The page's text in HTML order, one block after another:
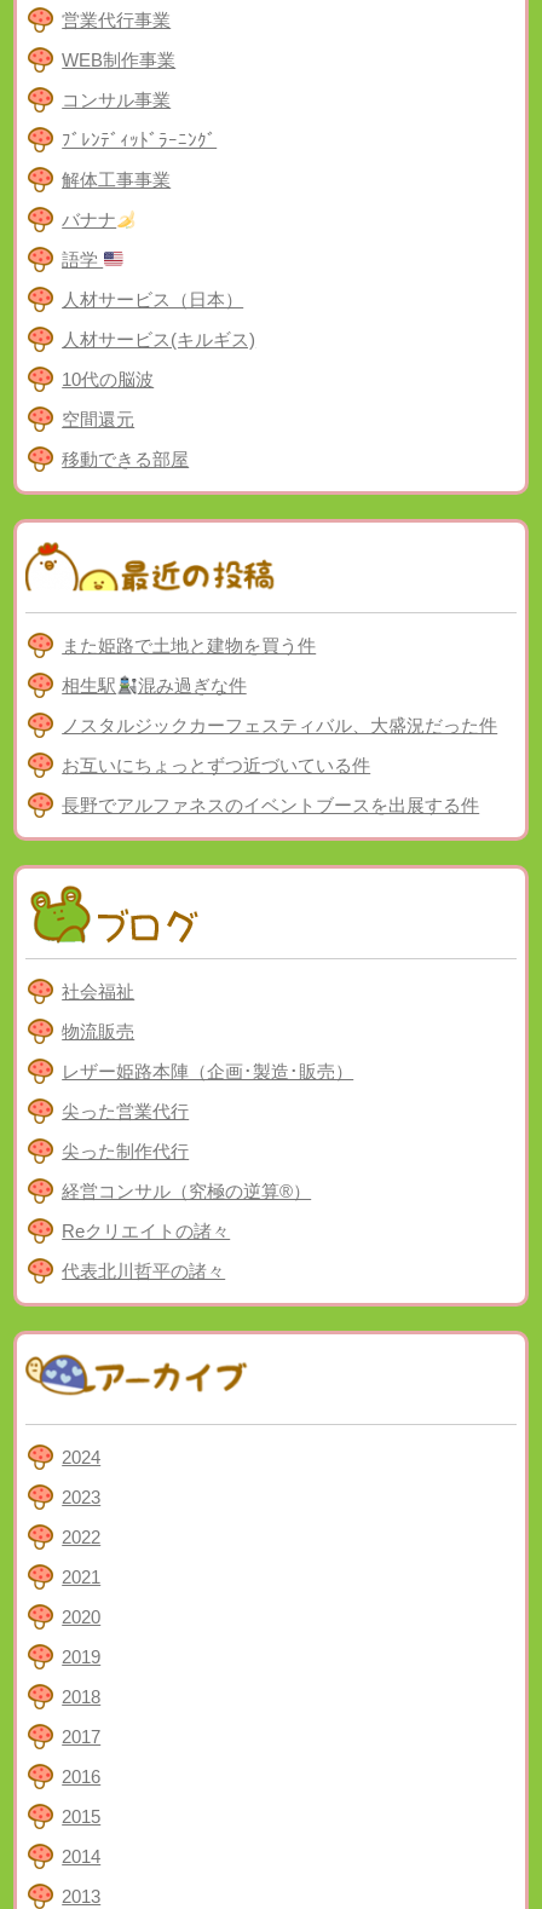
営業代行事業
WEB制作事業
コンサル事業
ﾌﾞﾚﾝﾃﾞｨｯﾄﾞﾗｰﾆﾝｸﾞ
解体工事事業
バナナ
語学
人材サービス（日本）
人材サービス(キルギス)
10代の脳波
空間還元
移動できる部屋
また姫路で土地と建物を買う件
相生駅
混み過ぎな件
ノスタルジックカーフェスティバル、大盛況だった件
お互いにちょっとずつ近づいている件
長野でアルファネスのイベントブースを出展する件
社会福祉
物流販売
レザー姫路本陣（企画･製造･販売）
尖った営業代行
尖った制作代行
経営コンサル（究極の逆算®）
Reクリエイトの諸々
代表北川哲平の諸々
2024
2023
2022
2021
2020
2019
2018
2017
2016
2015
2014
2013